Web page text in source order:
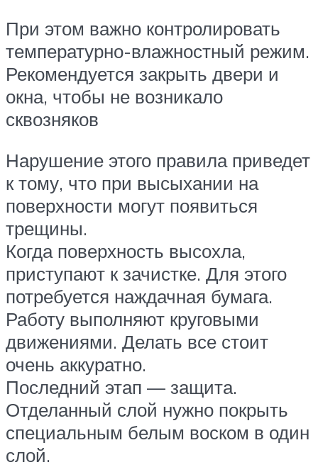
При этом важно контролировать
температурно-влажностный режим.
Рекомендуется закрыть двери и
окна, чтобы не возникало
сквозняков
Нарушение этого правила приведет
к тому, что при высыхании на
поверхности могут появиться
трещины.
Когда поверхность высохла,
приступают к зачистке. Для этого
потребуется наждачная бумага.
Работу выполняют круговыми
движениями. Делать все стоит
очень аккуратно.
Последний этап — защита.
Отделанный слой нужно покрыть
специальным белым воском в один
слой.